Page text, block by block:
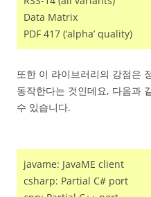
Data Matrix
PDF 417 (‘alpha’ quality)
또한 이 라이브러리의 강점은
동작한다는 것인데요, 다음과
수 있습니다.
javame: JavaME client
csharp: Partial C# port